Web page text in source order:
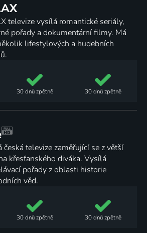
televize vysílá romantické seriály,
pořady a dokumentární filmy. Má
lifestylových a hudebních
30 dnů zpětně 30 dnů zpětně
česká televize zaměřující se z větší
křesťanského diváka. Vysílá
pořady z oblasti historie
věd.
30 dnů zpětně 30 dnů zpětně